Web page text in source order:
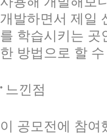
개발하면서 제일
를 학습시키는 곳
한 방법으로 할
느낀점
이 공모전에 참여